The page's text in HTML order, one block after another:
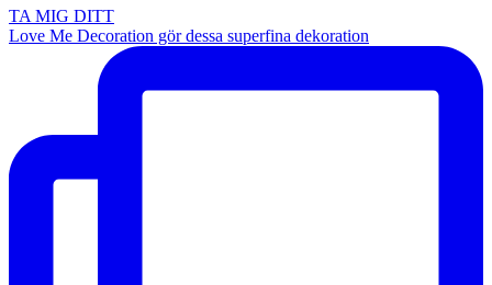
TA MIG DITT
Love Me Decoration gör dessa superfina dekoration